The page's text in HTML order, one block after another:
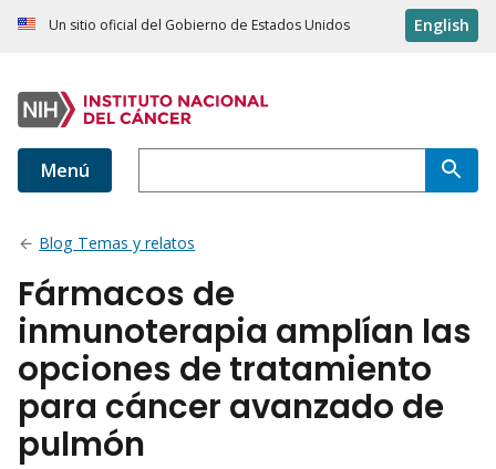
Un sitio oficial del Gobierno de Estados Unidos English
Menú
Blog Temas y relatos
Fármacos de
inmunoterapia amplían las
opciones de tratamiento
para cáncer avanzado de
pulmón